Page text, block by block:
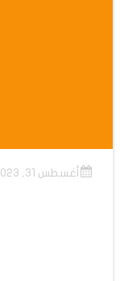
أغسطس 31, 2023